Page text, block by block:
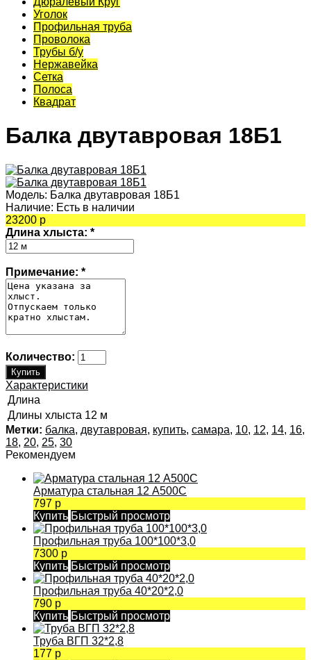
Уголок
Профильная труба
Проволока
Трубы б/у
Нержавейка
Сетка
Полоса
Квадрат
Балка двутавровая 18Б1
Модель: Балка двутавровая 18Б1
Наличие: Есть в наличии
23200 р
Длина хлыста: *
Примечание: *
Количество:
Характеристики
Длина
Длины хлыста 12 м
Метки: балка, двутавровая, купить, самара, 10, 12, 14, 16,
18, 20, 25, 30
Рекомендуем
Арматура стальная 12 А500С
797 р
Купить Быстрый просмотр
Профильная труба 100*100*3,0
7300 р
Купить Быстрый просмотр
Профильная труба 40*20*2,0
790 р
Купить Быстрый просмотр
Труба ВГП 32*2,8
177 р